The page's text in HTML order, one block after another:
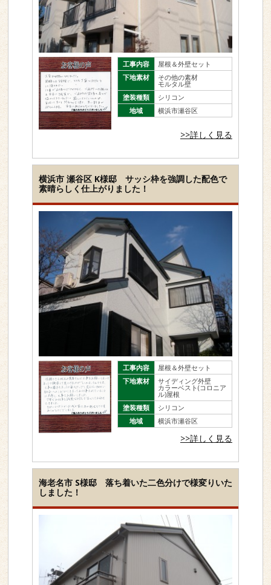
工事内容
屋根＆外壁セット
下地素材
その他の素材
モルタル壁
塗装種類
シリコン
地域
横浜市瀬谷区
>>詳しく見る
横浜市 瀬谷区 K様邸 サッシ枠を強調した配色で
素晴らしく仕上がりました！
工事内容
屋根＆外壁セット
下地素材
サイディング外壁
カラーベスト(コロニア
ル)屋根
塗装種類
シリコン
地域
横浜市瀬谷区
>>詳しく見る
海老名市 S様邸 落ち着いた二色分けで様変りいた
しました！